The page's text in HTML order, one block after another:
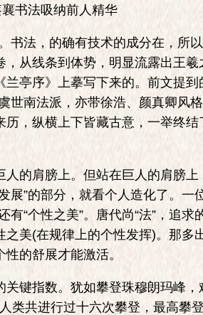
书法吸纳前人精华
法，的确有技术的成分在，所以
从线条到体势，明显流露出王
兰亭序》上摹写下来的。前文提
世南法派，亦带徐浩、颜真卿风
，纵横上下皆藏古意，一举终
的肩膀上。但站在巨人的肩膀上
展”的部分，就看个人造化了。一
有“个性之美”。唐代尚“法”，追
之美(在规律上的个性发挥)。那多
的舒展才能激活。
键指数。犹如攀登珠穆朗玛峰，
类共进行过十六次攀登，最高攀